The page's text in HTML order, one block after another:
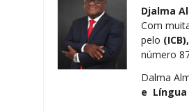
Djalma
Com
pelo
número
Dalma
e Língua